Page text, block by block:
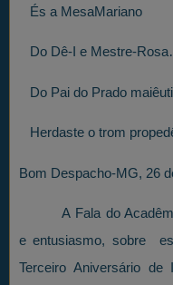
És a MesaMariano
Do Dê-I e Mestre-
Do Pai do Prado
Herdaste o trom
Bom Despacho-MG, 26
A Fala do
e entusiasmo, sobre
Terceiro Aniversário de